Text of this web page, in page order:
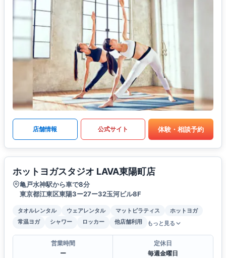
店舗情報 公式サイト 体験・相談予約
ホットヨガスタジオ LAVA東陽町店
亀戸水神駅から車で8分
東京都江東区東陽3ー27ー32玉河ビル8F
タオルレンタル ウェアレンタル マットピラティス
ホットヨガ
常温ヨガ
シャワー ロッカー 他店舗利用 もっと見る
営業時間
ー
定休日
毎週金曜日